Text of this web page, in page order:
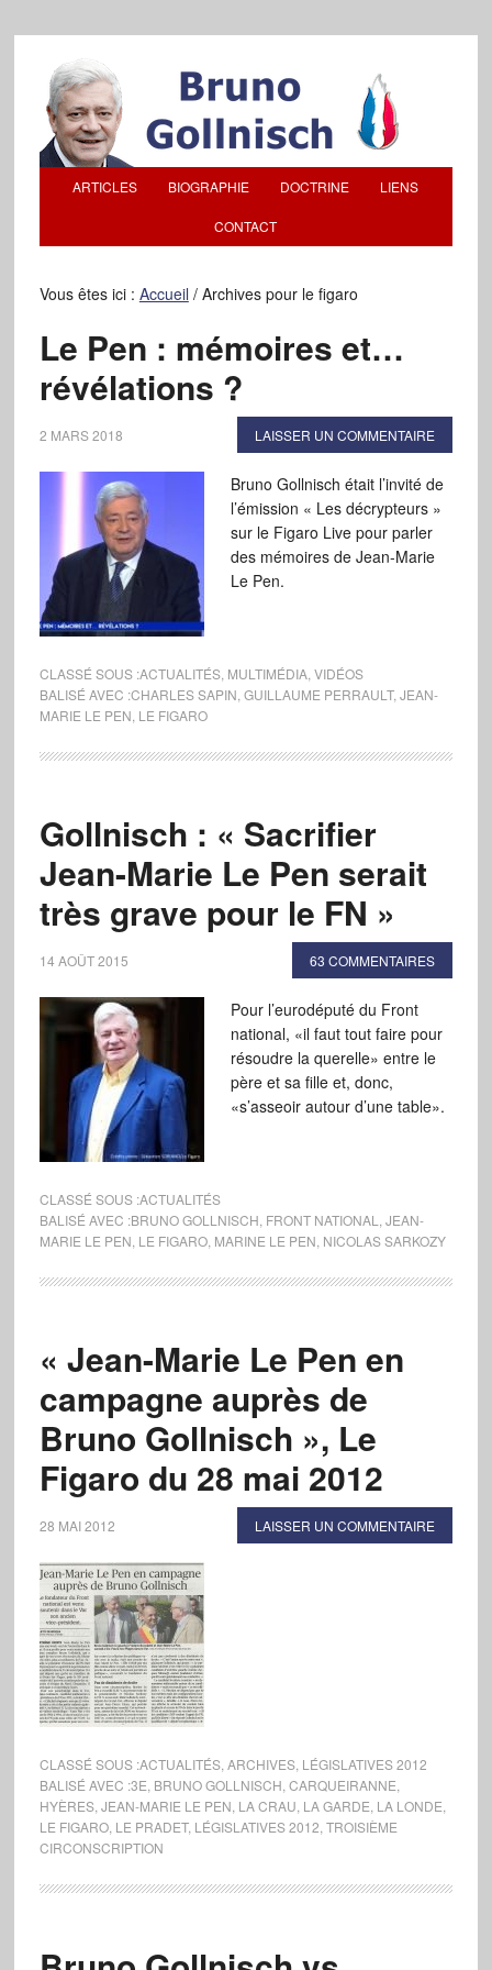
ARTICLES BIOGRAPHIE DOCTRINE LIENS
CONTACT
Vous êtes ici : Accueil /Archives pour le figaro
Le Pen : mémoires et…
révélations ?
2 MARS 2018 LAISSER UN COMMENTAIRE
Bruno Gollnisch était l’invité de
l’émission « Les décrypteurs »
sur le Figaro Live pour parler
des mémoires de Jean-Marie
Le Pen.
CLASSÉ SOUS :ACTUALITÉS, MULTIMÉDIA, VIDÉOS
BALISÉ AVEC :CHARLES SAPIN GUILLAUME PERRAULT, JEAN-
MARIE LE PEN LE FIGARO
Gollnisch : « Sacrifier
Jean-Marie Le Pen serait
très grave pour le FN »
14 AOÛT 2015 63 COMMENTAIRES
Pour l’eurodéputé du Front
national, «il faut tout faire pour
résoudre la querelle» entre le
père et sa fille et, donc,
«s’asseoir autour d’une table».
CLASSÉ SOUS :ACTUALITÉS
BALISÉ AVEC :BRUNO GOLLNISCH FRONT NATIONAL
JEAN-
MARIE LE PEN LE FIGARO, MARINE LE PEN NICOLAS SARKOZY
« Jean-Marie Le Pen en
campagne auprès de
Bruno Gollnisch », Le
Figaro du 28 mai 2012
28 MAI 2012 LAISSER UN COMMENTAIRE
CLASSÉ SOUS :ACTUALITÉS, ARCHIVES, LÉGISLATIVES 2012
BALISÉ AVEC :3E BRUNO GOLLNISCH CARQUEIRANNE
HYÈRES, JEAN-MARIE LE PEN LA CRAU LA GARDE LA LONDE
LE FIGARO, LE PRADET, LÉGISLATIVES 2012 TROISIÈME
CIRCONSCRIPTION